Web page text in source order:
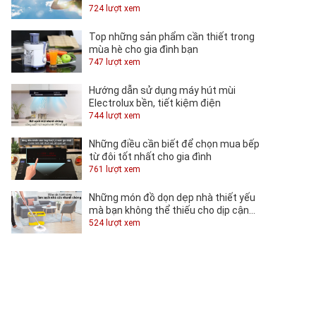
724 lượt xem
Top những sản phẩm cần thiết trong
mùa hè cho gia đình bạn
747 lượt xem
Hướng dẫn sử dụng máy hút mùi
Electrolux bền, tiết kiệm điện
744 lượt xem
Những điều cần biết để chọn mua bếp
từ đôi tốt nhất cho gia đình
761 lượt xem
Những món đồ dọn dẹp nhà thiết yếu
mà bạn không thể thiếu cho dịp cận
Tết
524 lượt xem